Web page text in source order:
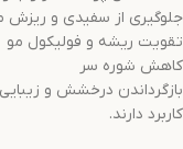
جلوگیری از سفیدی و ریزش
تقویت ریشه و فولیکول مو
کاهش شوره سر
بازگرداندن درخشش و
کاربرد دارند.